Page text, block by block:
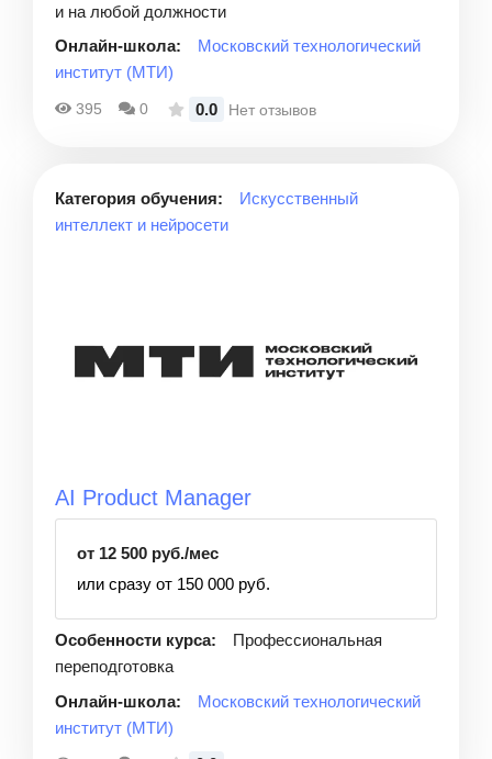
и на любой должности
Онлайн-школа:
Московский технологический
институт (МТИ)
395 0 0.0 Нет отзывов
Категория обучения:
Искусственный
интеллект и нейросети
AI Product Manager
от 12 500 руб./мес
или сразу от 150 000 руб.
Особенности курса:
Профессиональная
переподготовка
Онлайн-школа:
Московский технологический
институт (МТИ)